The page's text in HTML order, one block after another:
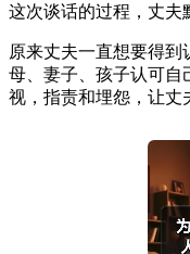
这次谈话的过程，丈夫
原来丈夫一直想要得
母、妻子、孩子认可自
视，指责和埋怨，让丈